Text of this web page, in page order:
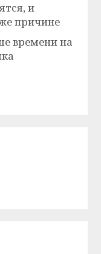
и
причине
времени на